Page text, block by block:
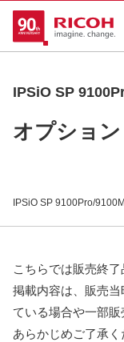
IPSiO SP
オプション
IPSiO SP 9100Pro/
こちらでは販売終
掲載内容は、販売
ている場合や一部販
あらかじめご了承く